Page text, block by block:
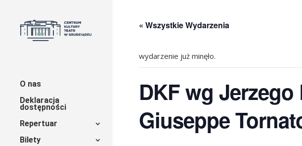
O nas
Deklaracja
dostępności
Repertuar
Bilety
« Wszystkie Wydarzenia
wydarzenie już minęło.
DKF wg Jerzego
Giuseppe